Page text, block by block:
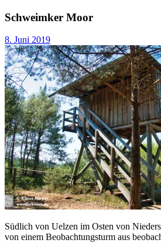
Schweimker Moor
8. Juni 2019
Südlich von Uelzen im Osten von
von einem Beobachtungsturm aus